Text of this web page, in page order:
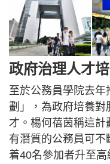
政府治理人才
至於公務員學院去
劃」，為政府培養對
才。楊何蓓茵稱這
有潛質的公務員可
着40名參加者升至